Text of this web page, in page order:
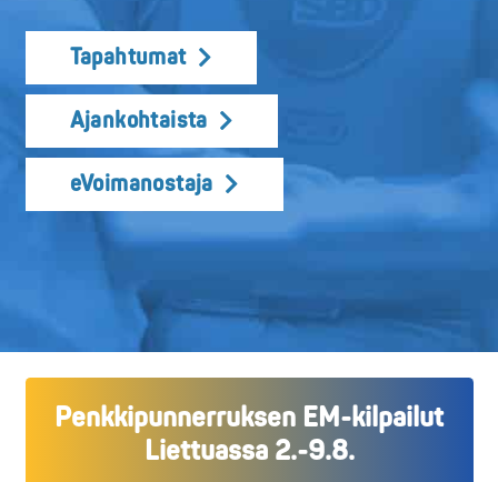
Tapahtumat
Ajankohtaista
eVoimanostaja
Penkkipunnerruksen EM-kilpailut
Liettuassa 2.-9.8.